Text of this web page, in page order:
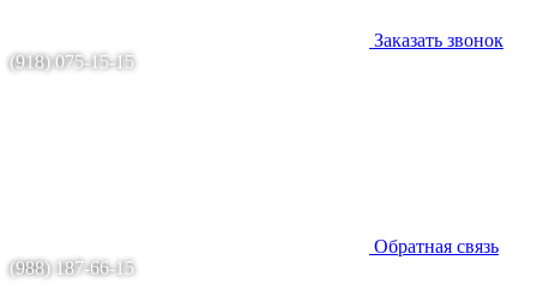
Заказать звонок
(918) 075-15-15
Обратная связь
(988) 187-66-15